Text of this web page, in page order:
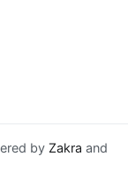
by Zakra and